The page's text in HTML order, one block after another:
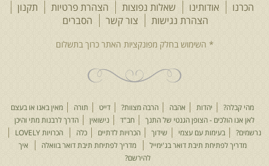
הכרנו אודותינו שאלות נפוצות הצהרת פרטיות
תקנון
הצהרת נגישות
צור קשר הסברים
מהי קבלה? יהדות אהבה הרבה מצוות? דייט תורה
מאין באנו או בעצם
לאן אנו הולכים - הצופן הגנטי של התנך
חב"ד נישואין
הדרך לרבנות מתי והיכן
נרשמים?
בעימות עם עצמי שידוך הכרויות לדתיים כלה
הכרויות LOVELY
מדריך לפתיחת תיבת דואר בג'ימייל
מדריך לפתיחת תיבת דואר בוואלה
איך
להירשם?